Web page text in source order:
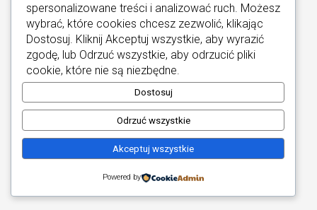
Informacje / Kontakt/Informacje o Cookies
Najlepsze Hotele Wellness
Copyright © 2026
spersonalizowane treści i analizować ruch. Możesz
wybrać, które cookies chcesz zezwolić, klikając
Dostosuj . Kliknij Akceptuj wszystkie, aby wyrazić
zgodę, lub Odrzuć wszystkie, aby odrzucić pliki
cookie, które nie są niezbędne.
Dostosuj
Odrzuć wszystkie
Akceptuj wszystkie
Powered by